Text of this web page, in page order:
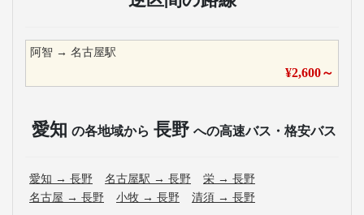
阿智 → 名古屋駅
¥2,600～
愛知 の各地域から 長野 への高速バス・格安バス
愛知 → 長野 名古屋駅 → 長野 栄 → 長野
名古屋 → 長野 小牧 → 長野 清須 → 長野